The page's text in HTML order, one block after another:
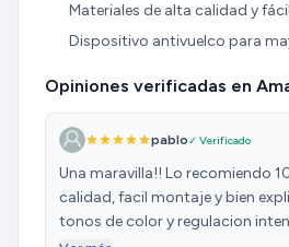
Materiales de alta calidad y
Dispositivo antivuelco para
Opiniones verificadas en
pablo✓ Verificado
Una maravilla!! Lo recomiendo
calidad, facil montaje y bien
tonos de color y regulacion